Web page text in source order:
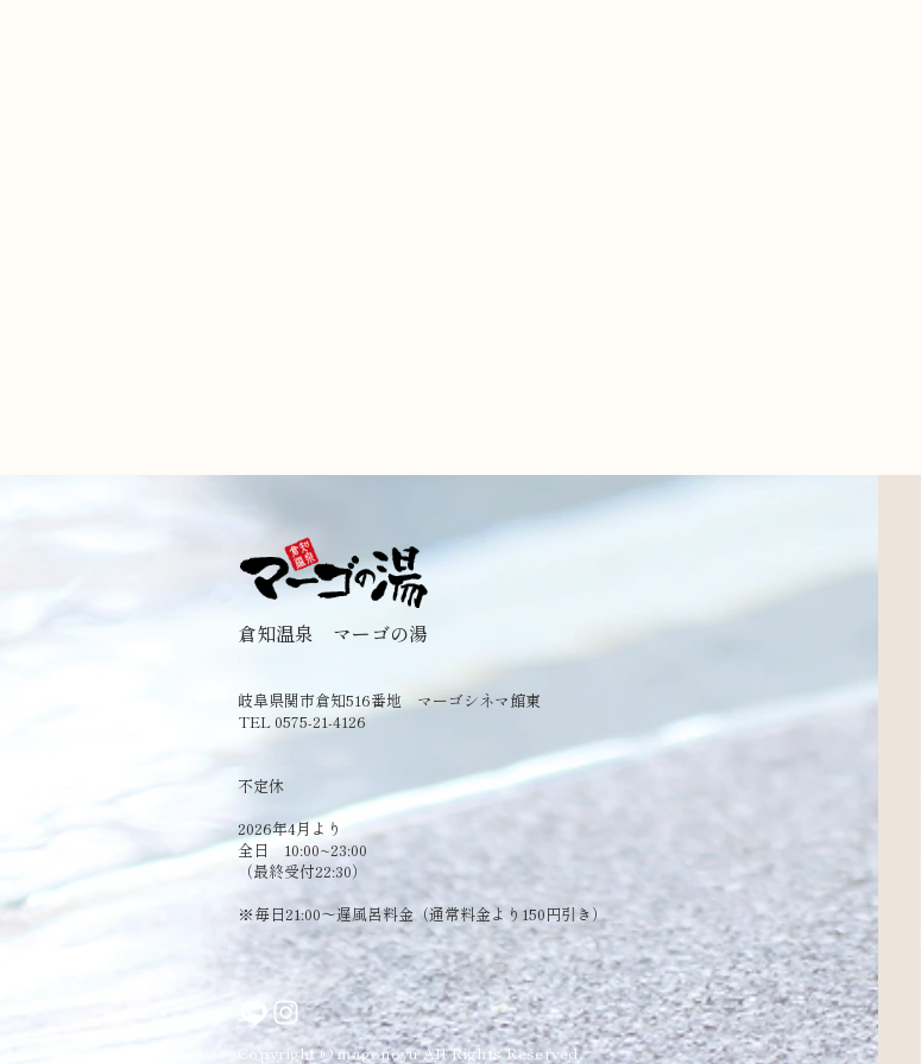
倉知温泉 マーゴの湯
岐阜県関市倉知516番地 マーゴシネマ館東
TEL 0575-21-4126
​不定休
2026年4月より
全日 10:00~23:00
（最終受付22:30）
​※毎日21:00～遅風呂料金（通常料金より150円引き）
Copyright © magonoyu All Rights Reserved.